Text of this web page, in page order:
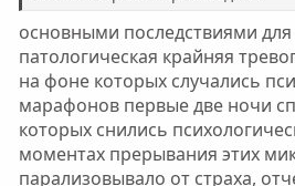
основными последствиями для
патологическая крайняя
на фоне которых случались
марафонов первые две ночи
которых снились
моментах прерывания этих
парализовывало от страха,